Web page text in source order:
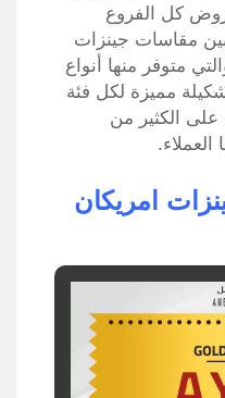
كل الفروع
بين مقاسات جينزات
متوفر منها أنواع
مميزة لكل فئة
على الكثير من
العملاء.
امريكان